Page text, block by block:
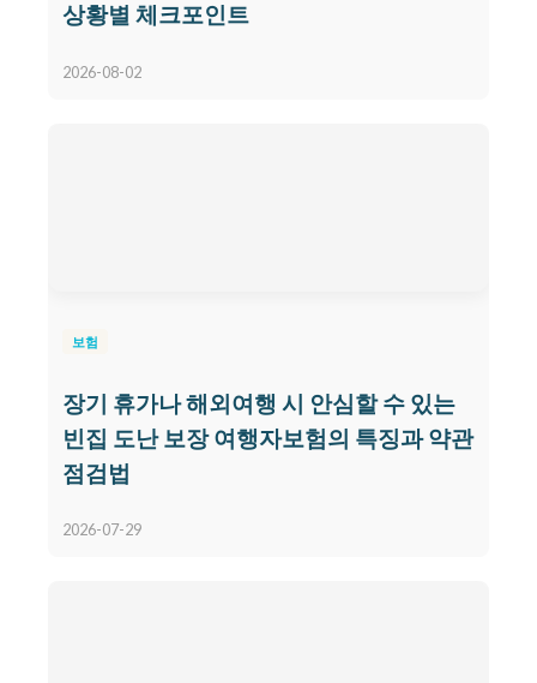
상황별 체크포인트
2026-08-02
보험
장기 휴가나 해외여행 시 안심할 수 있는
빈집 도난 보장 여행자보험의 특징과 약관
점검법
2026-07-29